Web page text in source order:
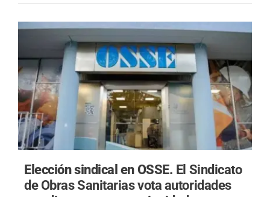
Elección sindical en OSSE. El Sindicato
de Obras Sanitarias vota autoridades